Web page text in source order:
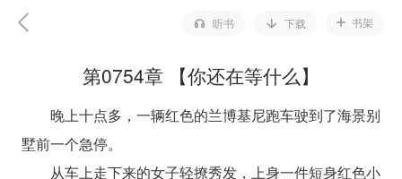
听书 下载 书架
第0754章 【你还在等什么】
晚上十点多，一辆红色的兰博基尼跑车驶到了海景别
墅前一个急停。
从车上走下来的女子轻撩秀发，上身一件短身红色小